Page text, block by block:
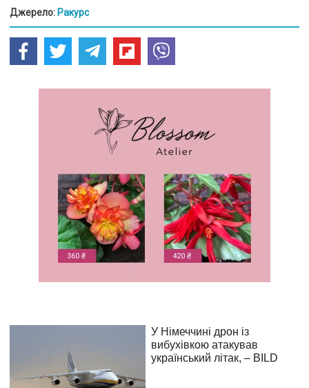
Джерело: Ракурс